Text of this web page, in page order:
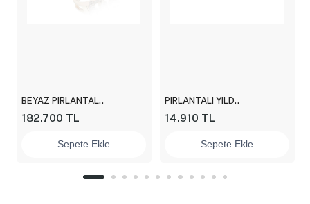
BEYAZ PIRLANTAL..
182.700 TL
Sepete Ekle
PIRLANTALI YILD..
14.910 TL
Sepete Ekle